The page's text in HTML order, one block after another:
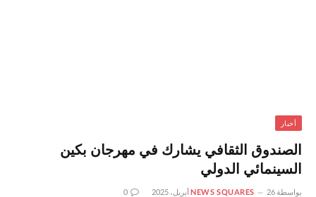
أخبار
الصندوق الثقافي يشارك في مهرجان بكين
السينمائي الدولي
بواسطة NEWS SQUARES 26 أبريل، 2025 0